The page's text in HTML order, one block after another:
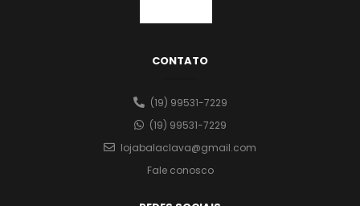
CONTATO
(19) 99531-7229
(19) 99531-7229
lojabalaclava@gmail.com
Fale conosco